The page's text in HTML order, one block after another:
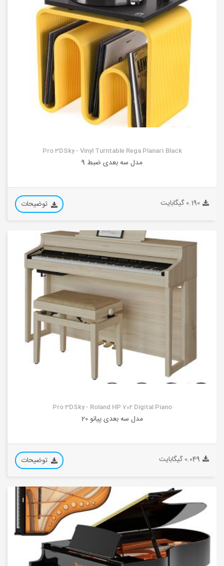
Pro 3DSky - Vinyl Turntable Rega Planar1 Black
مدل سه بعدی ضبط 9
0.190 گیگابایت توضیحات
Pro 3DSky - Roland HP 702 Digital Piano
مدل سه بعدی پیانو 20
0.049 گیگابایت توضیحات